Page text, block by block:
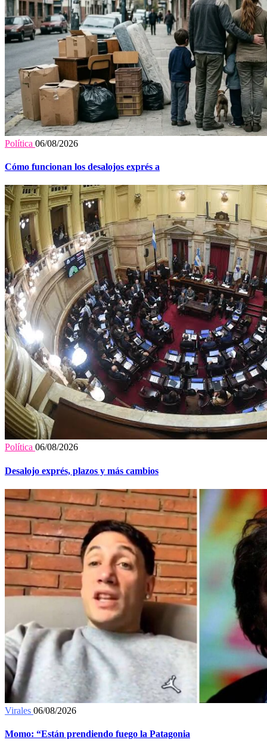
Política 06/08/2026
Cómo funcionan los desalojos exprés a
Política 06/08/2026
Desalojo exprés, plazos y más cambios
Virales 06/08/2026
Momo: “Están prendiendo fuego la Patagonia